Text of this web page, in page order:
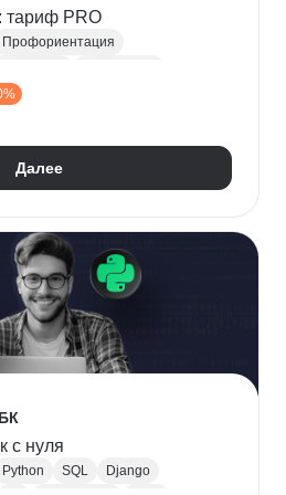
тариф PRO
Профориентация
Data Science
проектов
Далее
с нуля
Python SQL
Django